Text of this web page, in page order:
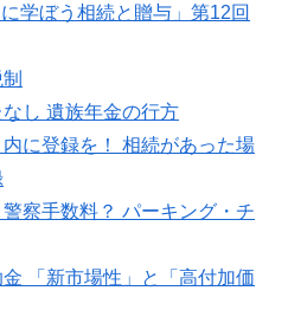
学ぼう相続と贈与」第12回
し 遺族年金の行方
内に登録を！ 相続があった場
察手数料？ パーキング・チ
「新市場性」と「高付加価